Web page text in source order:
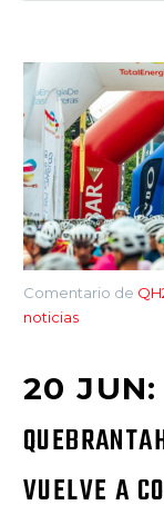
Comentario de
noticias
20 JUN:
VUELVE A